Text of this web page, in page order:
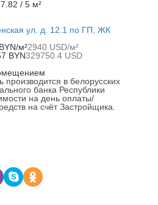
/ 5 м²
ул. д. 12.1 по ГП, ЖК
м²2940 USD/м²
BYN329750.4 USD
в белорусских
банка Республики
на день оплаты/
на счёт Застройщика.